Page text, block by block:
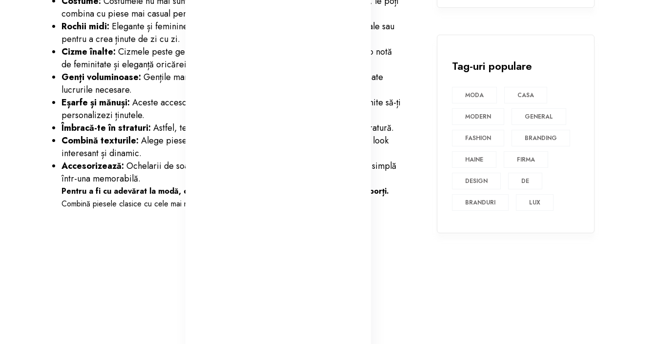
combina cu piese mai casual pentru un look modern și versatil.
Rochii midi: Elegante și feminine, rochiile midi sunt perfecte pentru ocazii speciale sau
pentru a crea ținute de zi cu zi.
Cizme înalte: Cizmele peste genunchi sunt un must-have al sezonului, adăugând o notă
de feminitate și eleganță oricărei ținute.
Genți voluminoase: Gențile mari și spațioase sunt ideale pentru a-ți transporta toate
lucrurile necesare.
Eșarfe și mănuși: Aceste accesorii nu doar că te vor ține de cald, dar îți vor permite să-ți
personalizezi ținutele.
Îmbracă-te în straturi: Astfel, te poți adapta cu ușurință la schimbările de temperatură.
Combină texturile: Alege piese vestimentare cu texturi diferite pentru a crea un look
interesant și dinamic.
Accesorizează: Ochelarii de soare, bijuteriile și o geantă pot transforma o ținută simplă
într-una memorabilă.
Pentru a fi cu adevărat la modă, cel mai important este să te simți bine în ceea ce porți.
Combină piesele clasice cu cele mai noi tendințe și creează-ți propriul stil unic.
Tag-uri populare
MODA CASA
MODERN GENERAL
FASHION BRANDING
HAINE FIRMA
DESIGN DE
BRANDURI LUX